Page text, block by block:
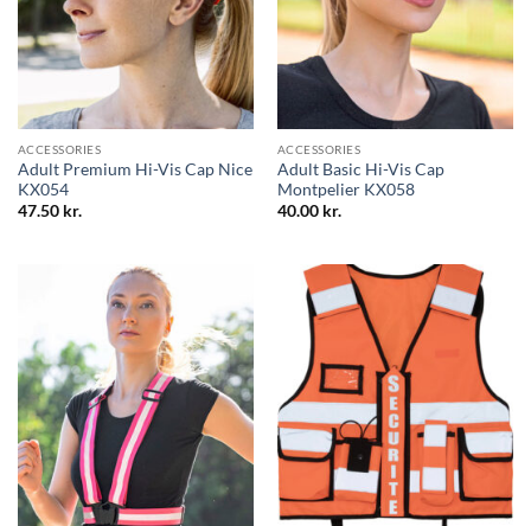
ACCESSORIES
Adult Premium Hi-Vis Cap Nice
KX054
47.50 kr.
ACCESSORIES
Adult Basic Hi-Vis Cap
Montpelier KX058
40.00 kr.